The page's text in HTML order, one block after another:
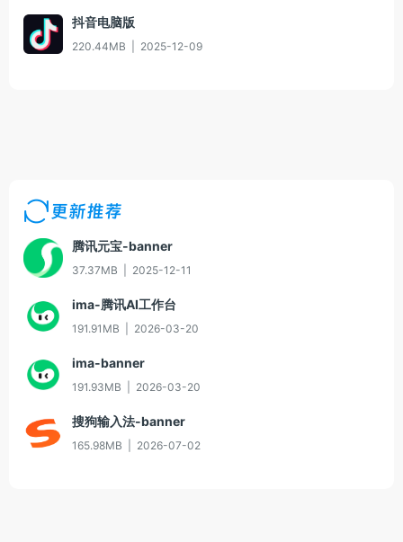
抖音电脑版
220.44MB 2025-12-09
更新推荐
腾讯元宝-banner
37.37MB 2025-12-11
ima-腾讯AI工作台
191.91MB 2026-03-20
ima-banner
191.93MB 2026-03-20
搜狗输入法-banner
165.98MB 2026-07-02